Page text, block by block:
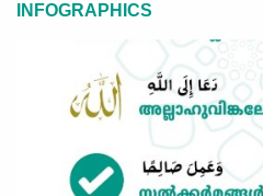
INFOGRAPHICS